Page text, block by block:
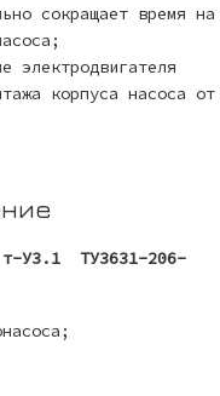
сокращает время на
электродвигателя
корпуса насоса от
т-У3.1 ТУ3631-206-